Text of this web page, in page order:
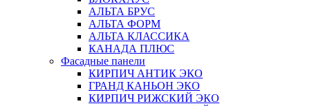
АЛЬТА БРУС
АЛЬТА ФОРМ
АЛЬТА КЛАССИКА
КАНАДА ПЛЮС
Фасадные панели
КИРПИЧ АНТИК ЭКО
ГРАНД КАНЬОН ЭКО
КИРПИЧ РИЖСКИЙ ЭКО